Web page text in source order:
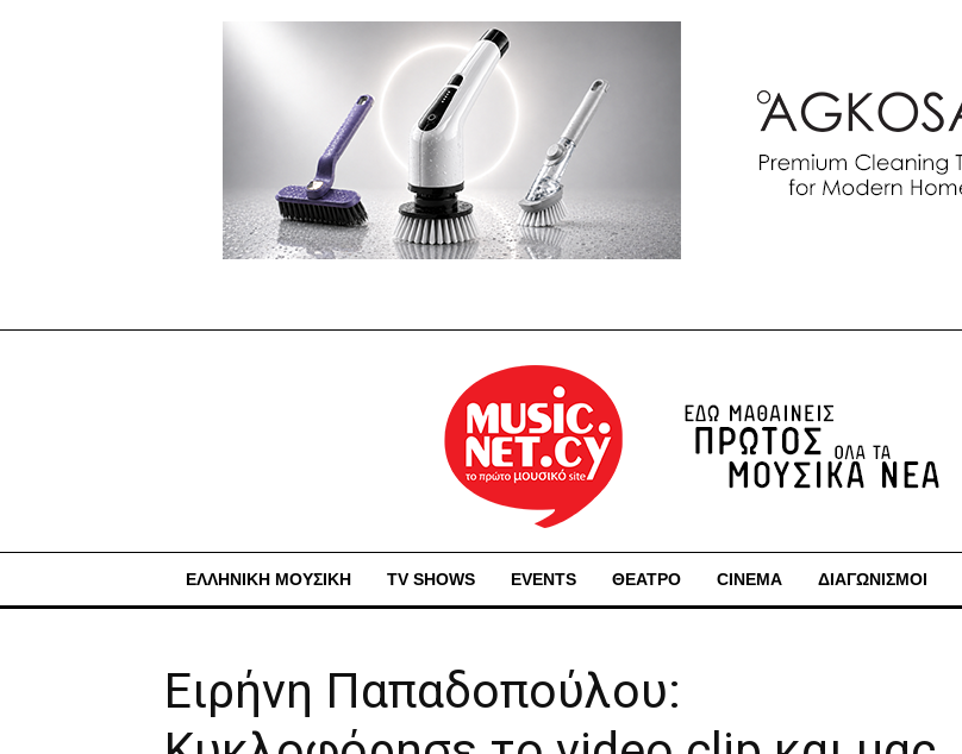
ΕΛΛΗΝΙΚΗ ΜΟΥΣΙΚΗ TV SHOWS EVENTS ΘΕΑΤΡΟ CINEMA ΔΙΑΓΩΝΙΣΜΟΙ
Ειρήνη Παπαδοπούλου: